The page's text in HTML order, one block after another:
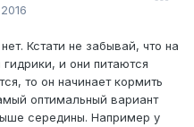
Кстати не забывай, что на
и они питаются
то он начинает кормить
оптимальный вариант
середины. Например у